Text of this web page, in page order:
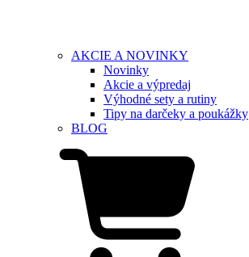
AKCIE A NOVINKY
Novinky
Akcie a výpredaj
Výhodné sety a rutiny
Tipy na darčeky a poukážky
BLOG